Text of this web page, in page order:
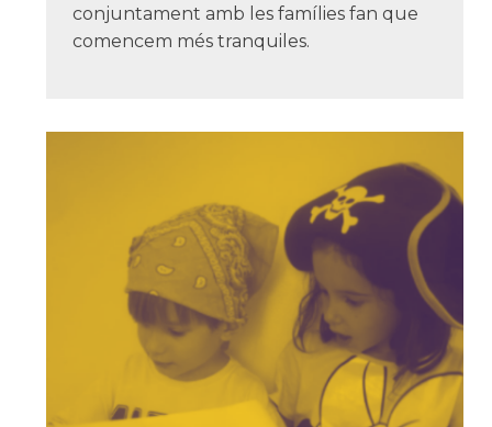
conjuntament amb les famílies fan que
comencem més tranquiles.